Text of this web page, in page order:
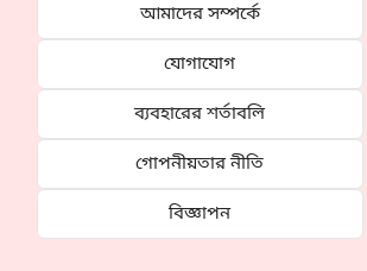
আমাদের সম্পর্কে
যোগাযোগ
ব্যবহারের শর্তাবলি
গোপনীয়তার নীতি
বিজ্ঞাপন